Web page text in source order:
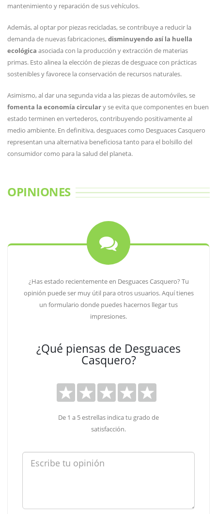
mantenimiento y reparación de sus vehículos.
Además, al optar por piezas recicladas, se contribuye a reducir la
demanda de nuevas fabricaciones,disminuyendo así la huella
ecológica asociada con la producción y extracción de materias
primas. Esto alinea la elección de piezas de desguace con prácticas
sostenibles y favorece la conservación de recursos naturales.
Asimismo, al dar una segunda vida a las piezas de automóviles, se
fomenta la economía circulary se evita que componentes en buen
estado terminen en vertederos, contribuyendo positivamente al
medio ambiente. En definitiva, desguaces como Desguaces Casquero
representan una alternativa beneficiosa tanto para el bolsillo del
consumidor como para la salud del planeta.
OPINIONES
¿Has estado recientemente en Desguaces Casquero? Tu
opinión puede ser muy útil para otros usuarios. Aquí tienes
un formulario donde puedes hacernos llegar tus
impresiones.
¿Qué piensas de Desguaces
Casquero?
De 1 a 5 estrellas indica tu grado de
satisfacción.